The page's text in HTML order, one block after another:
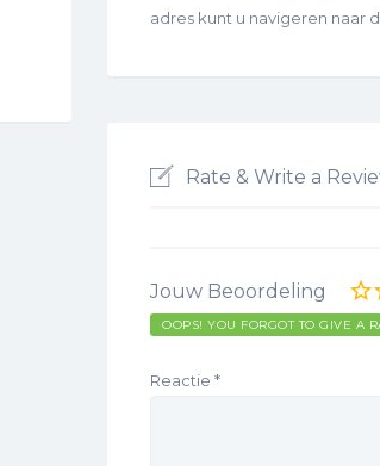
adres kunt u navigeren naar
Rate & Write a
Jouw Beoordeling
OOPS! YOU FORGOT TO GIVE A
Reactie *